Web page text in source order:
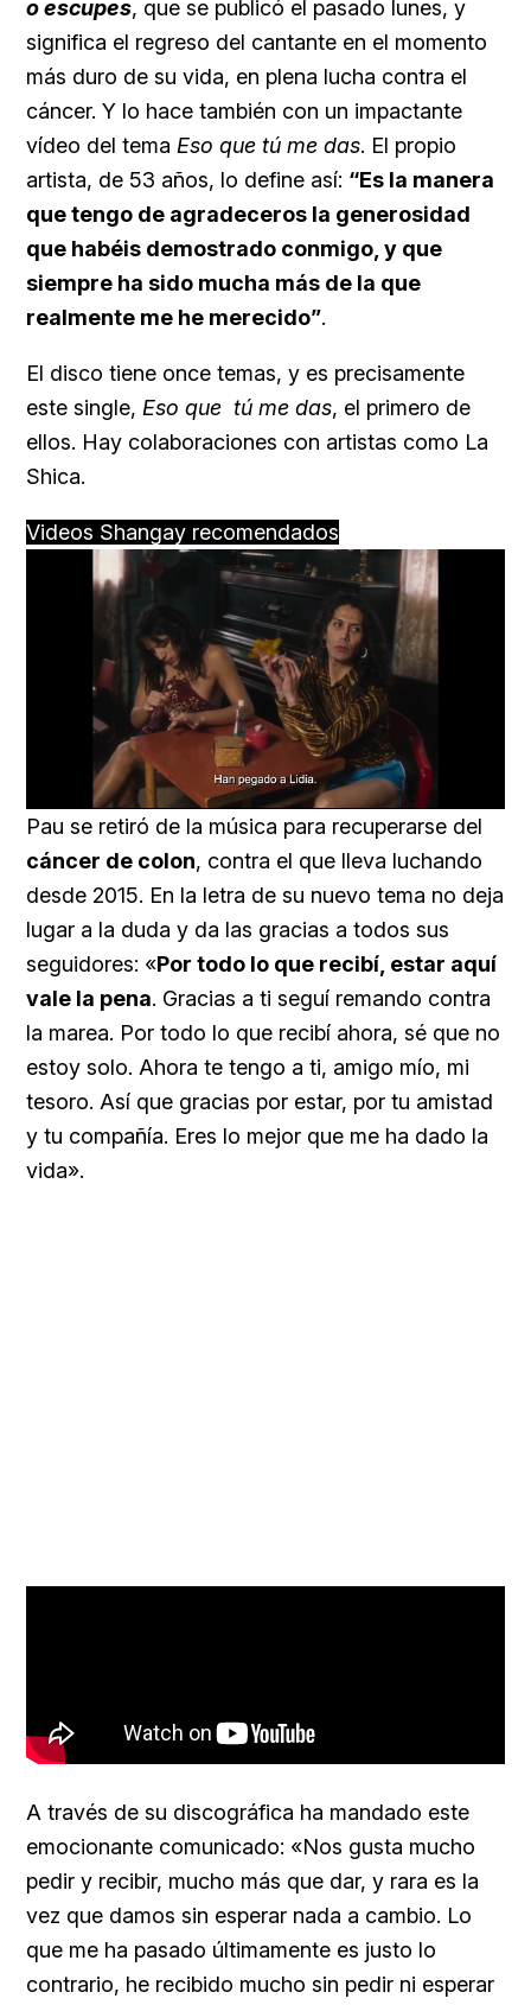
o escupes, que se publicó el pasado lunes, y
significa el regreso del cantante en el momento
más duro de su vida, en plena lucha contra el
cáncer. Y lo hace también con un impactante
vídeo del tema Eso que tú me das. El propio
artista, de 53 años, lo define así: “Es la manera
que tengo de agradeceros la generosidad
que habéis demostrado conmigo, y que
siempre ha sido mucha más de la que
realmente me he merecido”.
El disco tiene once temas, y es precisamente
este single, Eso que tú me das, el primero de
ellos. Hay colaboraciones con artistas como La
Shica.
Videos Shangay recomendados
Unmute Loaded:
57.99%
Pau se retiró de la música para recuperarse del
cáncer de colon, contra el que lleva luchando
desde 2015. En la letra de su nuevo tema no deja
lugar a la duda y da las gracias a todos sus
seguidores: «Por todo lo que recibí, estar aquí
vale la pena. Gracias a ti seguí remando contra
la marea. Por todo lo que recibí ahora, sé que no
estoy solo. Ahora te tengo a ti, amigo mío, mi
tesoro. Así que gracias por estar, por tu amistad
y tu compañía. Eres lo mejor que me ha dado la
vida».
A través de su discográfica ha mandado este
emocionante comunicado: «Nos gusta mucho
pedir y recibir, mucho más que dar, y rara es la
vez que damos sin esperar nada a cambio. Lo
que me ha pasado últimamente es justo lo
contrario, he recibido mucho sin pedir ni esperar